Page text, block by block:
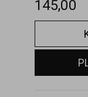
145,00